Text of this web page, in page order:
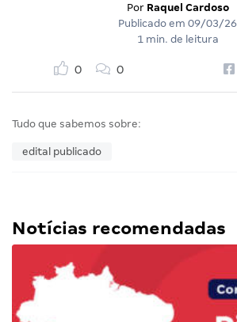
Por Raquel Cardoso
Publicado em 09/03/26
1 min. de leitura
0 0
Tudo que sabemos sobre:
edital publicado
Notícias recomendadas